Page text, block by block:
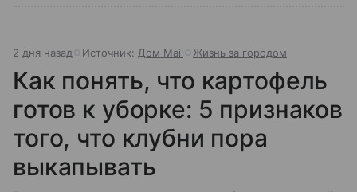
2 дня назад Источник: Дом Mail Жизнь за городом
Как понять, что картофель
готов к уборке: 5 признаков
того, что клубни пора
выкапывать